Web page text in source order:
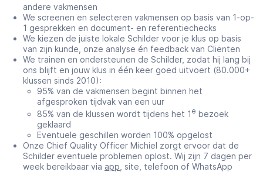
andere vakmensen
We screenen en selecteren vakmensen op basis van 1-op-
1 gesprekken en document- en referentiechecks
We kiezen de juiste lokale Schilder voor je klus op basis
van zijn kunde, onze analyse én feedback van Cliënten
We trainen en ondersteunen de Schilder, zodat hij lang bij
ons blijft en jouw klus in één keer goed uitvoert (80.000+
klussen sinds 2010):
95% van de vakmensen begint binnen het
afgesproken tijdvak van een uur
85% van de klussen wordt tijdens het 1 e bezoek
geklaard
Eventuele geschillen worden 100% opgelost
Onze Chief Quality Officer Michiel zorgt ervoor dat de
Schilder eventuele problemen oplost. Wij zijn 7 dagen per
week bereikbaar via app , site, telefoon of WhatsApp